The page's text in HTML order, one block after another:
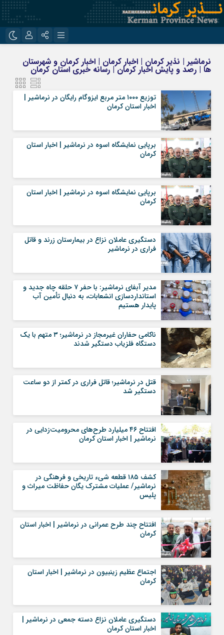
روبیکا
ایتا
رمز عبور
مرا به خاطر بسپار
نرماشیر | نذیر کرمان | اخبار کرمان | اخبار کرمان و شهرستان
ها | رصد و پایش اخبار کرمان | رسانه خبری استان کرمان
توزیع ۱۰۰۰ متر مربع ایزوگام رایگان در نرماشیر |
اخبار استان کرمان
برپایی نمایشگاه اسوه در نرماشیر | اخبار استان
کرمان
برپایی نمایشگاه اسوه در نرماشیر | اخبار استان
کرمان
دستگیری عاملان نزاع در بیمارستان زرند و قاتل
فراری در نرماشیر
مدیر آبفای نرماشیر: با حفر ۷ حلقه چاه جدید و
استانداردسازی انشعابات، به دنبال تأمین آب
پایدار هستیم
ناکامی حفاران غیرمجاز در نرماشیر؛ ۳ متهم با یک
دستگاه فلزیاب دستگیر شدند
قتل در نرماشیر؛ قاتل فراری در کمتر از دو ساعت
دستگیر شد
افتتاح ۴۶ میلیارد طرح‌های محرومیت‌زدایی در
نرماشیر | اخبار استان کرمان
کشف ۱۸۵ قطعه شیء تاریخی و فرهنگی در
نرماشیر/ عملیات مشترک یگان حفاظت میراث و
پلیس
افتتاح چند طرح عمرانی در نرماشیر | اخبار استان
کرمان
اجتماع عظیم زینبیون در نرماشیر | اخبار استان
کرمان
دستگیری عاملان نزاع دسته جمعی در نرماشیر |
اخبار استان کرمان